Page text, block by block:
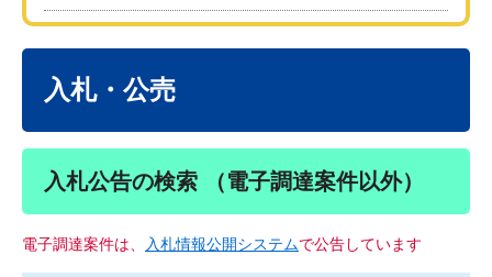
入札・公売
入札公告の検索 （電子調達案件以外）
電子調達案件は、 入札情報公開システムで公告しています